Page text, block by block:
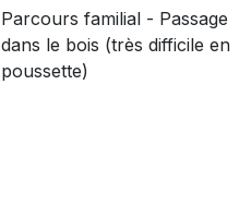
Parcours familial - Passage
dans le bois (très difficile en
poussette)